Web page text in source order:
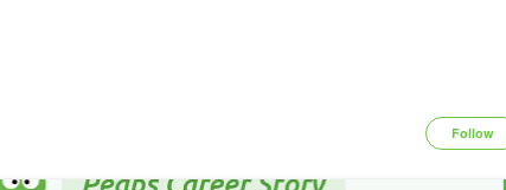
Follow